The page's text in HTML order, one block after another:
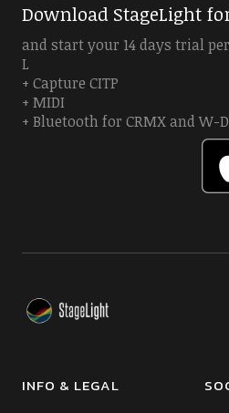
Download StageLight
and start your 14 days trial
L
+ Capture CITP
+ MIDI
+ Bluetooth for CRMX and W-
INFO & LEGAL